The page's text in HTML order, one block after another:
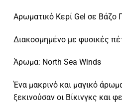
Aρωματικό Κερί Gel σε Βάζο
Διακοσμημένο με φυσικές
Άρωμα: North Sea Winds
Ένα μακρινό και μαγικό
ξεκινούσαν οι Βίκινγκς και